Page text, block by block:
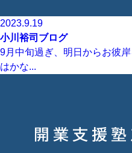
2023.9.19
小川裕司ブログ
9月中旬過ぎ、明日からお彼
はかな...